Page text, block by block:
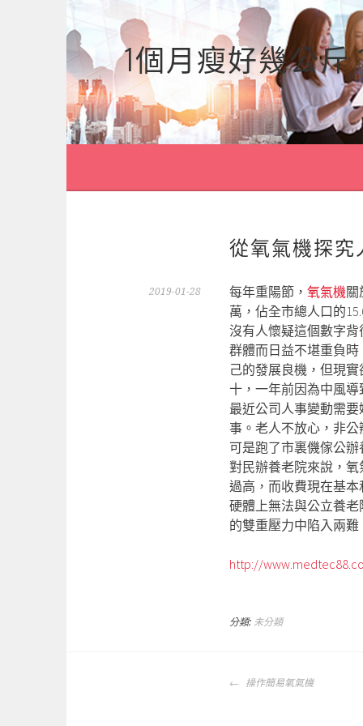
至
要
內
容
1個月瘦好幾公
從氧氣機探
2019-01-28 每年重陽節， 氧氣機
萬，佔全市總人口的
沒有人懷疑這個數字
群體而日益不堪重負
己的發展良機，但現
十，一年前因為中風
最近公司人事變動需
事。老人不放心，非
可是跑了市裏僟傢公
對民辦養老院來說，
過高，而收費現在基
硬體上無法與公立養
的雙重壓力中陷入兩難
http://
分類: 未分類
文操作簡易氧氣機